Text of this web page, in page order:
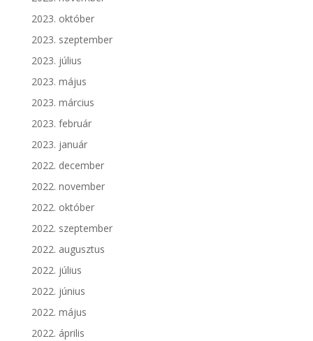
2023. október
2023. szeptember
2023. július
2023. május
2023. március
2023. február
2023. január
2022. december
2022. november
2022. október
2022. szeptember
2022. augusztus
2022. július
2022. június
2022. május
2022. április